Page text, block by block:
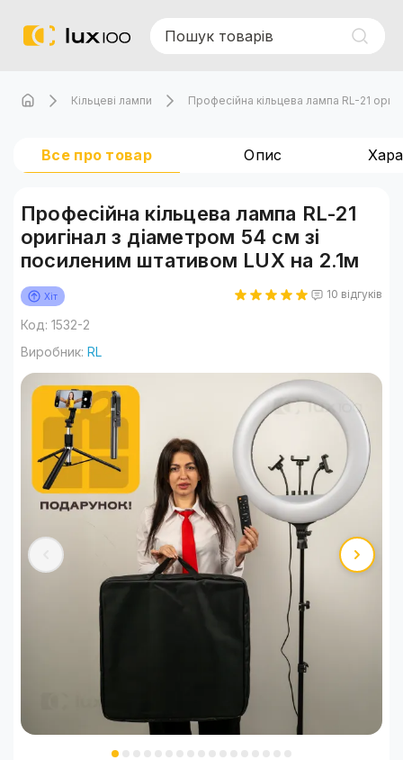
Кільцеві лампи Професійна кільцева лампа RL-21
Все про товар Опис
Професійна кільцева лампа RL-21
оригінал з діаметром 54 см зі
посиленим штативом LUX на 2.1м
Хіт 10 відгуків
Код: 1532-2
Виробник: RL